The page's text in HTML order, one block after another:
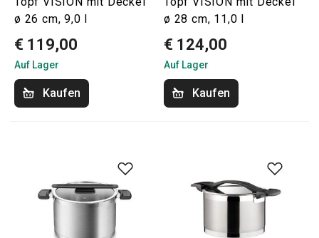
ø 26 cm, 9,0 l
€ 119,00
Auf Lager
Kaufen
ø 28 cm, 11,0 l
€ 124,00
Auf Lager
Kaufen